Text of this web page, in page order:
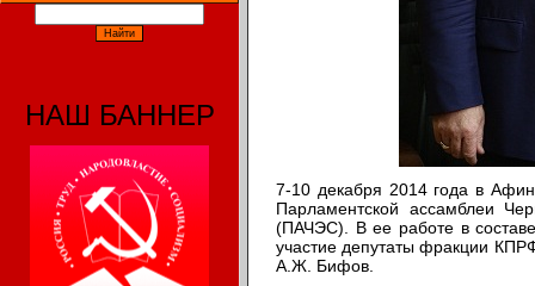
НАШ БАННЕР
7-10 декабря 2014 года в
Парламентской ассамблеи
(ПАЧЭС). В ее работе в
участие депутаты фракции
А.Ж. Бифов.